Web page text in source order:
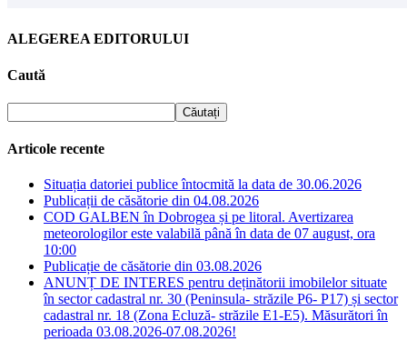
ALEGEREA EDITORULUI
Caută
Articole recente
Situația datoriei publice întocmită la data de 30.06.2026
Publicații de căsătorie din 04.08.2026
COD GALBEN în Dobrogea și pe litoral. Avertizarea
meteorologilor este valabilă până în data de 07 august, ora
10:00
Publicație de căsătorie din 03.08.2026
ANUNȚ DE INTERES pentru deținătorii imobilelor situate
în sector cadastral nr. 30 (Peninsula- străzile P6- P17) și sector
cadastral nr. 18 (Zona Ecluză- străzile E1-E5). Măsurători în
perioada 03.08.2026-07.08.2026!